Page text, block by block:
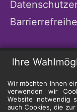
Ihre
Wir möchten Ihnen
verwenden wir
Website notwendig
auch Cookies, die